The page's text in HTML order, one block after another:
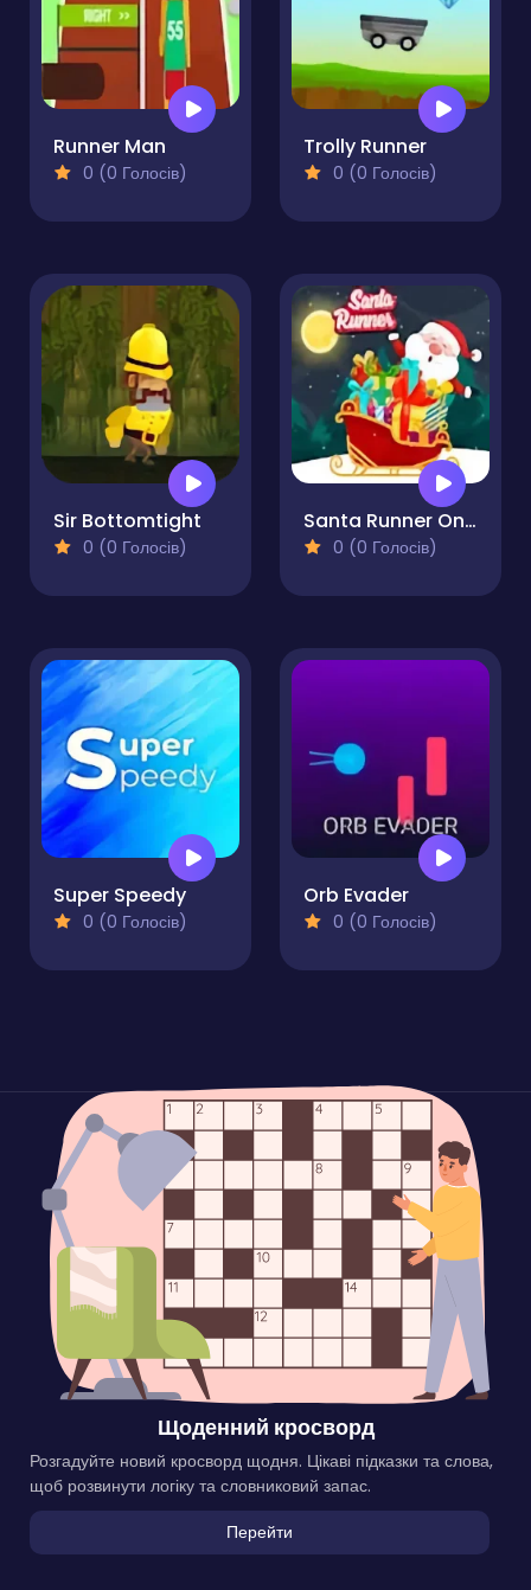
Runner Man
0 (0 Голосів)
Trolly Runner
0 (0 Голосів)
Sir Bottomtight
0 (0 Голосів)
Santa Runner Online
0 (0 Голосів)
Super Speedy
0 (0 Голосів)
Orb Evader
0 (0 Голосів)
Щоденний кросворд
Розгадуйте новий кросворд щодня. Цікаві підказки та слова,
щоб розвинути логіку та словниковий запас.
Перейти